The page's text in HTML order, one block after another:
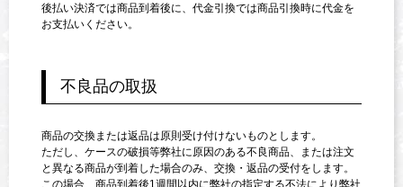
後払い決済では商品到着後に、代金引換では商品引換時に代金を
お支払いください。
不良品の取扱
商品の交換または返品は原則受け付けないものとします。
ただし、ケースの破損等弊社に原因のある不良商品、または注文
と異なる商品が到着した場合のみ、交換・返品の受付をします。
この場合、商品到着後1週間以内に弊社の指定する不法により弊社